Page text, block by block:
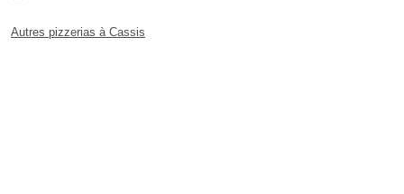
Autres pizzerias à Cassis